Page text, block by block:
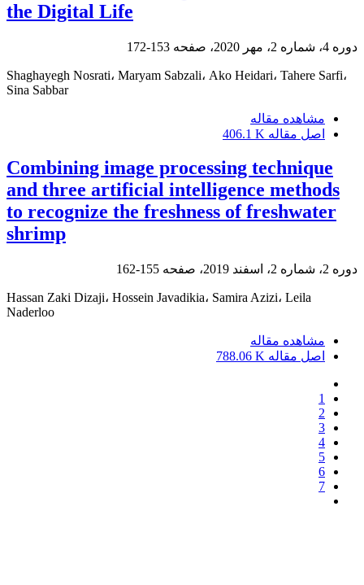
the Digital Life
دوره 4، شماره 2، مهر 2020، صفحه 153-172
Shaghayegh Nosrati، Maryam Sabzali، Ako Heidari، Tahere Sarfi،
Sina Sabbar
مشاهده مقاله
اصل مقاله 406.1 K
Combining image processing technique
and three artificial intelligence methods
to recognize the freshness of freshwater
shrimp
دوره 2، شماره 2، اسفند 2019، صفحه 155-162
Hassan Zaki Dizaji، Hossein Javadikia، Samira Azizi، Leila
Naderloo
مشاهده مقاله
اصل مقاله 788.06 K
1
2
3
4
5
6
7